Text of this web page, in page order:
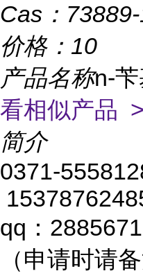
Cas：
价格： 10
产品名称n-
看相似产品 >
简介
0371-
qq：
（申请时请